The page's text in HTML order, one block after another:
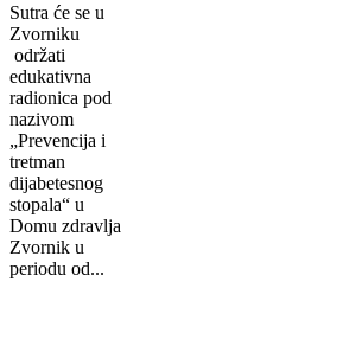
Sutra će se u
Zvorniku
održati
еdukаtivna
radionica pоd
nаzivоm
„Prеvеnciја i
trеtmаn
diјаbеtеsnоg
stоpаlа“ u
Dоmu zdrаvlја
Zvоrnik u
pеriоdu оd...